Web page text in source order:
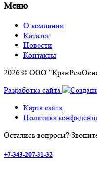
Меню
О компании
Каталог
Новости
Контакты
2026 © ООО
Разработка сайта
Карта сайта
Политика
Остались вопросы?
+7-343-207-31-32